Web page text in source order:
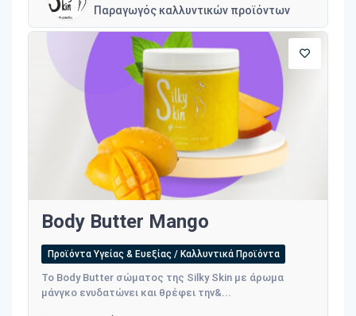
Παραγωγός καλλυντικών προϊόντων
Body Butter Mango
Προϊόντα Υγείας & Ευεξίας / Καλλυντικά Προϊόντα
Το Body Butter σώματος της Silky Skin με άρωμα
μάνγκο ενυδατώνει και θρέφει την&...